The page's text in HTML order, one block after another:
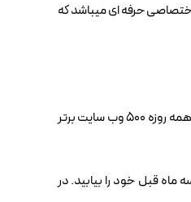
حرفه ای میباشد که
وب سايت الکسا اين کار را به صورت تخصصي انجام ميدهد و با توجه به آيتم هاي مختلفي سايتها را رتبه بندي مي کند.اين سايت همه روزه 500 وب سايت برتر
قبل خود را بيابيد. در